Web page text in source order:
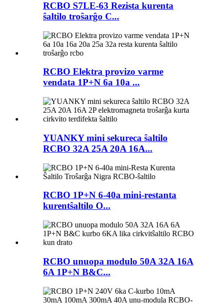
RCBO S7LE-63 Rezista kurenta
ŝaltilo troŝarĝo C...
RCBO Elektra provizo varme
vendata 1P+N 6a 10a ...
YUANKY mini sekureca ŝaltilo
RCBO 32A 25A 20A 16A...
RCBO 1P+N 6-40a mini-restanta
kurentŝaltilo O...
RCBO unuopa modulo 50A 32A 16A
6A 1P+N B&C...